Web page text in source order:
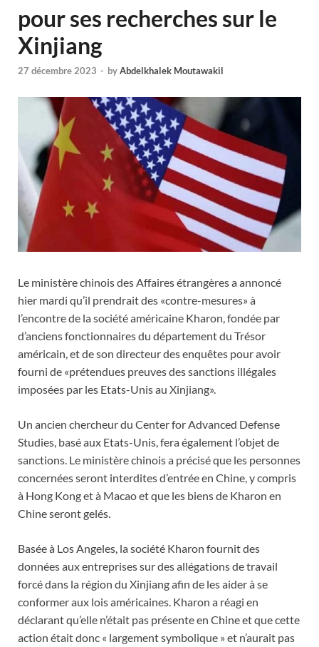
pour ses recherches sur le
Xinjiang
27 décembre 2023 - byAbdelkhalek Moutawakil
Le ministère chinois des Affaires étrangères a annoncé
hier mardi qu’il prendrait des «contre-mesures» à
l’encontre de la société américaine Kharon, fondée par
d’anciens fonctionnaires du département du Trésor
américain, et de son directeur des enquêtes pour avoir
fourni de «prétendues preuves des sanctions illégales
imposées par les Etats-Unis au Xinjiang».
Un ancien chercheur du Center for Advanced Defense
Studies, basé aux Etats-Unis, fera également l’objet de
sanctions. Le ministère chinois a précisé que les personnes
concernées seront interdites d’entrée en Chine, y compris
à Hong Kong et à Macao et que les biens de Kharon en
Chine seront gelés.
Basée à Los Angeles, la société Kharon fournit des
données aux entreprises sur des allégations de travail
forcé dans la région du Xinjiang afin de les aider à se
conformer aux lois américaines. Kharon a réagi en
déclarant qu’elle n’était pas présente en Chine et que cette
action était donc « largement symbolique » et n’aurait pas